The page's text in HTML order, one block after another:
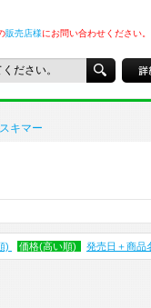
販売店様にお問い合わせください。
キマー
) 価格(高い順) 発売日＋商品